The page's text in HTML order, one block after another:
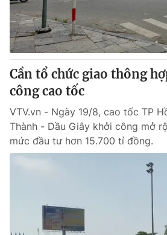
Cần tổ chức giao thông
công cao tốc
VTV.vn - Ngày 19/8, cao tốc TP
Thành - Dầu Giây khởi công mở
mức đầu tư hơn 15.700 tỉ đồng.